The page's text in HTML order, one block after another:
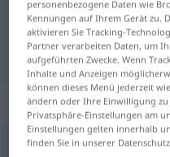
"Stich"
"Stich"
„Stich“:
Stichm
personenbezogene Daten wie
Kennungen auf Ihrem Gerät zu.
aktivieren Sie Tracking-
Partner verarbeiten Daten, um
aufgeführten Zwecke. Wenn
Inhalte und Anzeigen
können dieses Menü jederzeit
ändern oder Ihre Einwilligung
Privatsphäre-Einstellungen am
Einstellungen gelten innerhalb
finden Sie in unserer